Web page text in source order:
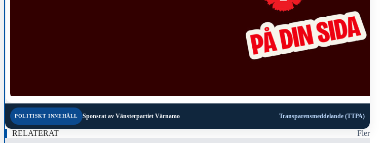
POLITISKT INNEHÅLL Sponsrat av Vänsterpartiet Värnamo Transparensmeddelande (TTPA)
RELATERAT Fler